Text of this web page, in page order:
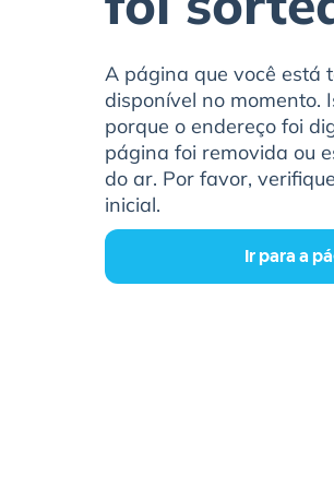
A página que você está
disponível no momento.
porque o endereço foi
página foi removida ou
do ar. Por favor,
inicial.
Ir para a